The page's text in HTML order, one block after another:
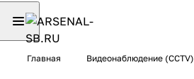
Главная Видеонаблюдение (CCTV)